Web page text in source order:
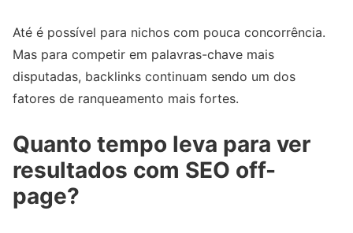
Até é possível para nichos com pouca concorrência.
Mas para competir em palavras-chave mais
disputadas, backlinks continuam sendo um dos
fatores de ranqueamento mais fortes.
Quanto tempo leva para ver
resultados com SEO off-
page?